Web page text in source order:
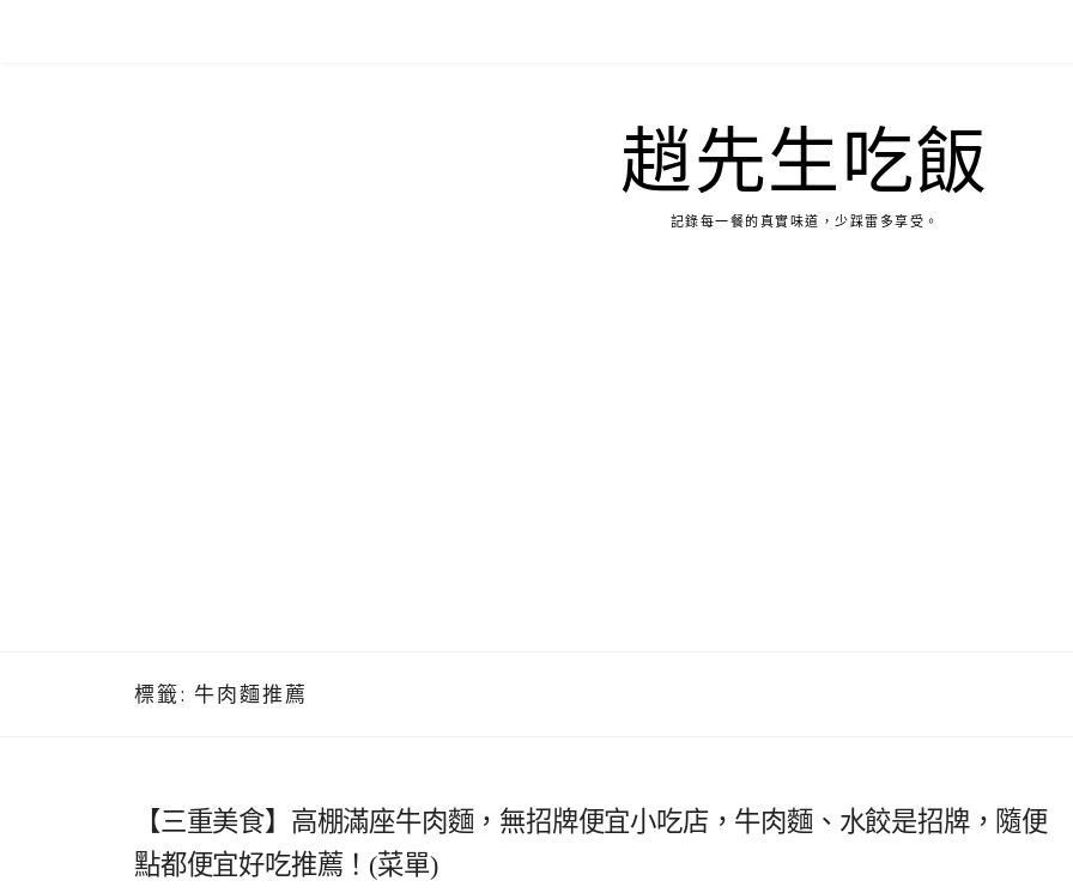
趙先生吃飯
記錄每一餐的真實味道，少踩雷多享受。
標籤: 牛肉麵推薦
【三重美食】高棚滿座牛肉麵，無招牌便宜小吃店，牛肉麵、水餃是招牌，隨便
點都便宜好吃推薦！(菜單)